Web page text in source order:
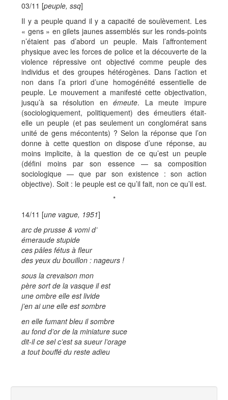
03/11 [peuple, ssq]
Il y a peuple quand il y a capacité de soulèvement. Les
« gens » en gilets jaunes assemblés sur les ronds-points
n’étaient pas d’abord un peuple. Mais l’affrontement
physique avec les forces de police et la découverte de la
violence répressive ont objectivé comme peuple des
individus et des groupes hétérogènes. Dans l’action et
non dans l’a priori d’une homogénéité essentielle de
peuple. Le mouvement a manifesté cette objectivation,
jusqu’à sa résolution enémeute. La meute impure
(sociologiquement, politiquement) des émeutiers était-
elle un peuple (et pas seulement un conglomérat sans
unité de gens mécontents) ? Selon la réponse que l’on
donne à cette question on dispose d’une réponse, au
moins implicite, à la question de ce qu’est un peuple
(défini moins par son essence — sa composition
sociologique — que par son existence : son action
objective). Soit : le peuple est ce qu’il fait, non ce qu’il est.
*
14/11 [une vague, 1951]
arc de prusse & vomi d’
émeraude stupide
ces pâles fétus à fleur
des yeux du bouillon : nageurs !
sous la crevaison mon
père sort de la vasque il est
une ombre elle est livide
j’en ai une elle est sombre
en elle fumant bleu il sombre
au fond d’or de la miniature suce
dit-il ce sel c’est sa sueur l’orage
a tout bouffé du reste adieu